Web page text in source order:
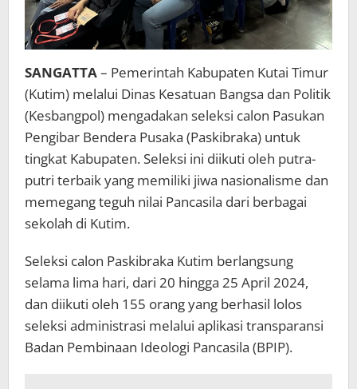
SANGATTA– Pemerintah Kabupaten Kutai Timur
(Kutim) melalui Dinas Kesatuan Bangsa dan Politik
(Kesbangpol) mengadakan seleksi calon Pasukan
Pengibar Bendera Pusaka (Paskibraka) untuk
tingkat Kabupaten. Seleksi ini diikuti oleh putra-
putri terbaik yang memiliki jiwa nasionalisme dan
memegang teguh nilai Pancasila dari berbagai
sekolah di Kutim.
Seleksi calon Paskibraka Kutim berlangsung
selama lima hari, dari 20 hingga 25 April 2024,
dan diikuti oleh 155 orang yang berhasil lolos
seleksi administrasi melalui aplikasi transparansi
Badan Pembinaan Ideologi Pancasila (BPIP).